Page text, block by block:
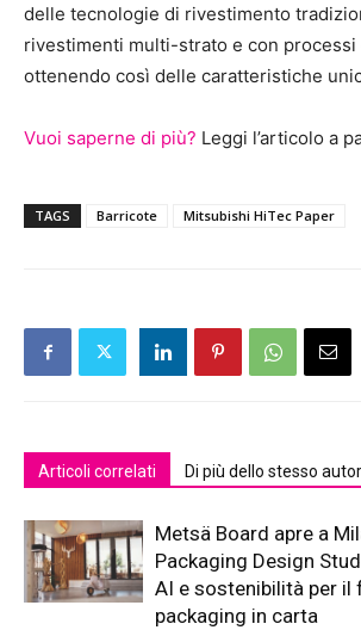
delle tecnologie di rivestimento
rivestimenti multi-strato e con processi
ottenendo così delle caratteristiche
Vuoi saperne di più? Leggi l’articolo a
TAGS Barricote Mitsubishi HiTec Paper
Articoli correlati Di più dello stesso
Metsä Board apre a
Packaging Design
AI e sostenibilità per il
packaging in carta